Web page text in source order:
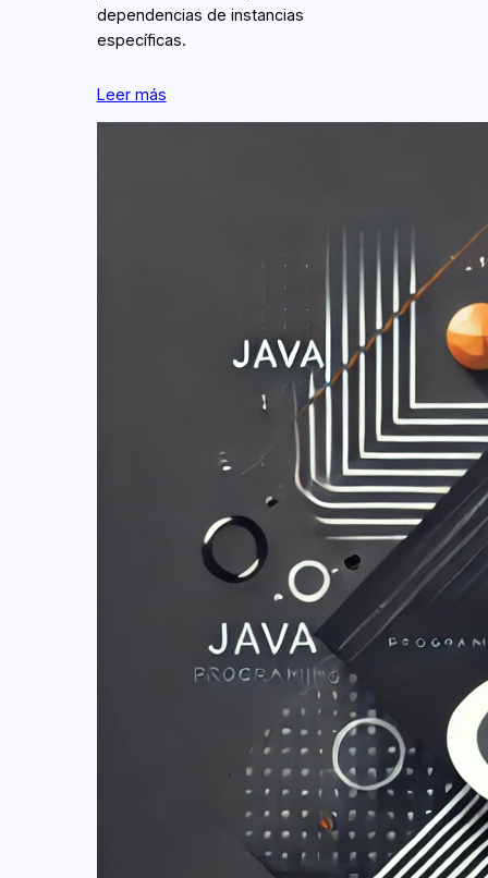
dependencias de instancias
específicas.
Leer más